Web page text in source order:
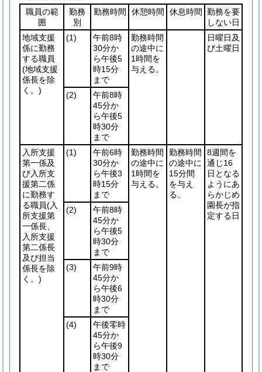
職員の範
囲
勤務
別
勤務時間 休憩時間 休息時間
勤務を要
しない日
地域支援
係に勤務
する職員
(地域支援
係長を除
く。)
(1)
午前8時
30分か
ら午後5
時15分
まで
勤務時間
の途中に
1時間を
与える。
日曜日及
び土曜日
(2)
午前8時
45分か
ら午後5
時30分
まで
入所支援
第一係及
び入所支
援第二係
に勤務す
る職員(入
所支援第
一係長、
入所支援
第二係長
及び担当
係長を除
く。)
(1)
午前6時
30分か
ら午後3
時15分
まで
勤務時間
の途中に
1時間を
与える。
勤務時間
の途中に
15分間
を与え
る。
8週間を
通じ16
日となる
ようにあ
らかじめ
園長が指
定する日
(2)
午前8時
45分か
ら午後5
時30分
まで
(3)
午前9時
45分か
ら午後6
時30分
まで
(4)
午後零時
45分か
ら午後9
時30分
まで